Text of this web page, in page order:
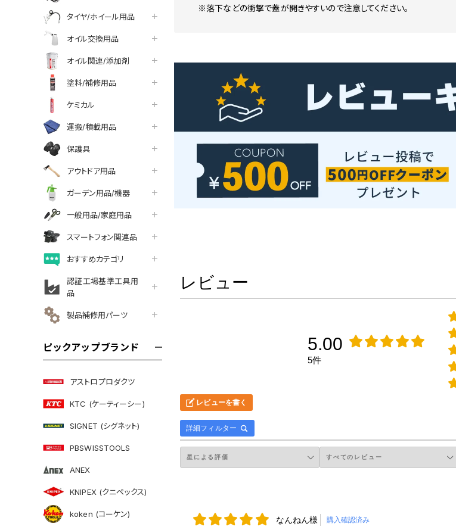
タイヤ/ホイール用品
オイル交換用品
オイル関連/添加剤
塗料/補修用品
ケミカル
運搬/積載用品
保護具
アウトドア用品
ガーデン用品/機器
一般用品/家庭用品
スマートフォン関連品
おすすめカテゴリ
認証工場基準工具用
品
製品補修用パーツ
ピックアップブランド
アストロプロダクツ
KTC (ケーティーシー)
SIGNET (シグネット)
PBSWISSTOOLS
ANEX
KNIPEX (クニペックス)
koken (コーケン)
※落下などの衝撃で蓋が開きやすいので注意してください。
レビュー
5.00
5件
レビューを書く
詳細フィルター
なんねん様 購入確認済み